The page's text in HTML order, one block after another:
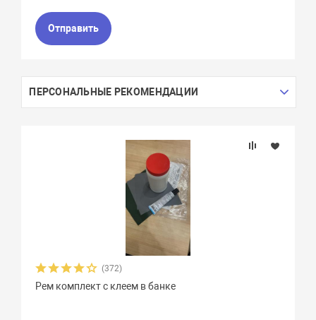
Отправить
ПЕРСОНАЛЬНЫЕ РЕКОМЕНДАЦИИ
(372)
Рем комплект с клеем в банке